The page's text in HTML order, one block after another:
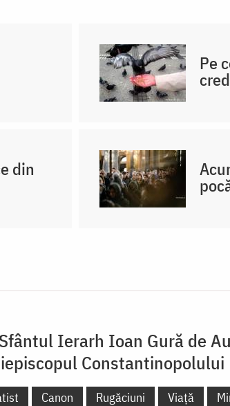
Pe
din
Ierarh Ioan Gură de
Constantinopolului
Canon Rugăciuni Viață